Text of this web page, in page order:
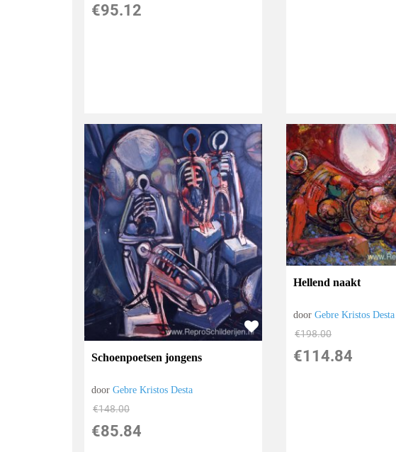
€95.12
Schoenpoetsen jongens
doorGebre Kristos Desta
€148.00
€85.84
Hellend naakt
doorGebre Kristos Desta
€198.00
€114.84